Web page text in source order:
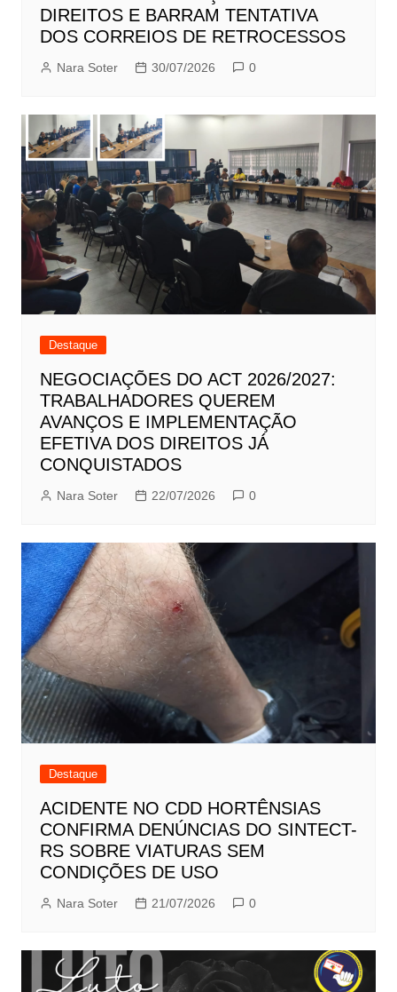
DIREITOS E BARRAM TENTATIVA
DOS CORREIOS DE RETROCESSOS
Nara Soter 30/07/2026 0
Destaque
NEGOCIAÇÕES DO ACT 2026/2027:
TRABALHADORES QUEREM
AVANÇOS E IMPLEMENTAÇÃO
EFETIVA DOS DIREITOS JÁ
CONQUISTADOS
Nara Soter 22/07/2026 0
Destaque
ACIDENTE NO CDD HORTÊNSIAS
CONFIRMA DENÚNCIAS DO SINTECT-
RS SOBRE VIATURAS SEM
CONDIÇÕES DE USO
Nara Soter 21/07/2026 0